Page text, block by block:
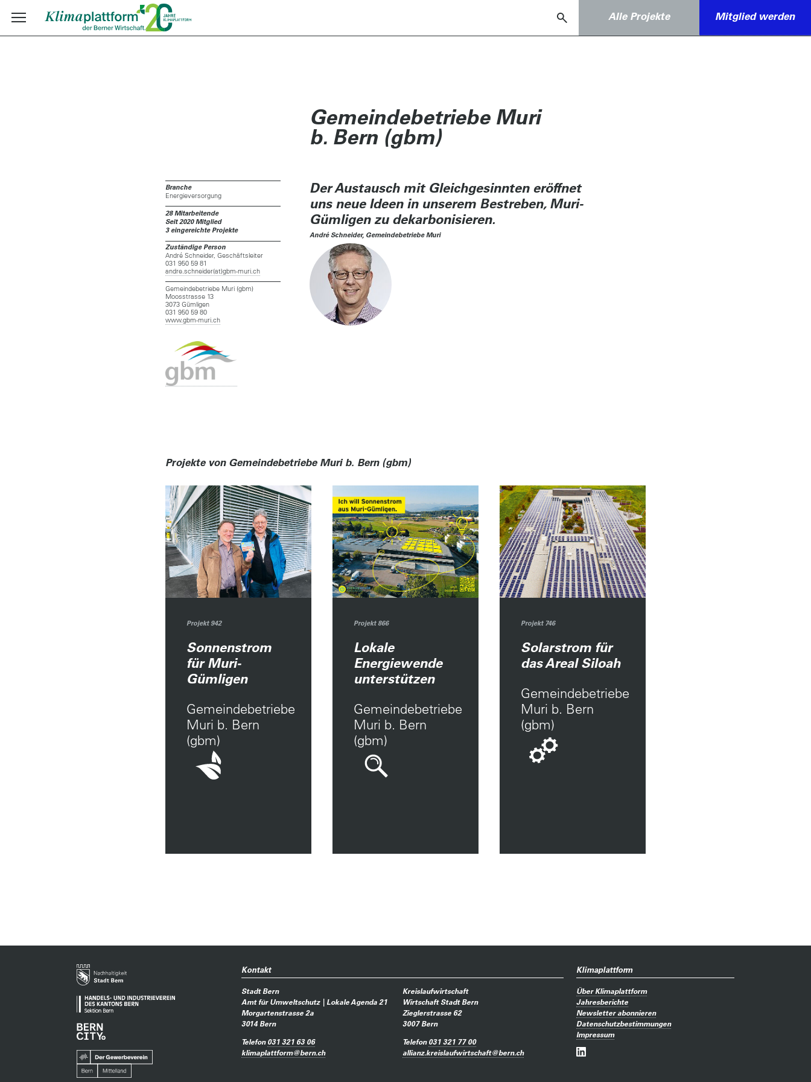
Alle Projekte Mitglied werden
Gemeindebetriebe Muri
b. Bern (gbm)
Branche
Energieversorgung
28 Mitarbeitende
Seit 2020 Mitglied
3 eingereichte Projekte
Zuständige Person
André Schneider, Geschäftsleiter
031 950 59 81
andre.schneider(at)gbm-muri.ch
Gemeindebetriebe Muri (gbm)
Moosstrasse 13
3073 Gümligen
031 950 59 80
www.gbm-muri.ch
Der Austausch mit Gleichgesinnten eröffnet
uns neue Ideen in unserem Bestreben, Muri-
Gümligen zu dekarbonisieren.
André Schneider, Gemeindebetriebe Muri
Projekte von Gemeindebetriebe Muri b. Bern (gbm)
Projekt 942
Sonnenstrom
für Muri-
Gümligen
Gemeindebetriebe
Muri b. Bern
(gbm)
Projekt 866
Lokale
Energiewende
unterstützen
Gemeindebetriebe
Muri b. Bern
(gbm)
Projekt 746
Solarstrom für
das Areal Siloah
Gemeindebetriebe
Muri b. Bern
(gbm)
Kontakt
Stadt Bern
Amt für Umweltschutz | Lokale Agenda 21
Morgartenstrasse 2a
3014 Bern
Telefon031 321 63 06
klimaplattform@bern.ch
Kreislaufwirtschaft
Wirtschaft Stadt Bern
Zieglerstrasse 62
3007 Bern
Telefon031 321 77 00
allianz.kreislaufwirtschaft@bern.ch
Klimaplattform
Über Klimaplattform
Jahresberichte
Newsletter abonnieren
Datenschutzbestimmungen
Impressum